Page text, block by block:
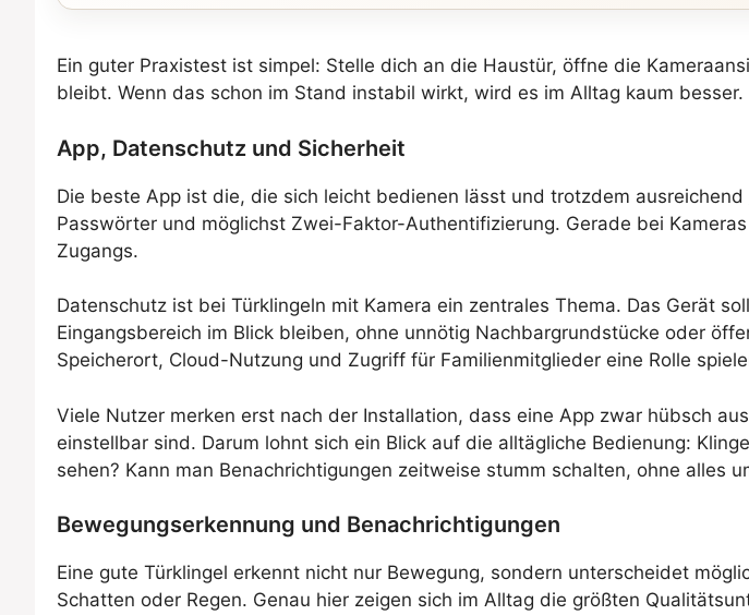
Ein guter Praxistest ist simpel: Stelle dich an die Haustür, öffne die
bleibt. Wenn das schon im Stand instabil wirkt, wird es im Alltag kaum besser.
App, Datenschutz und Sicherheit
Die beste App ist die, die sich leicht bedienen lässt und trotzdem ausreichend
Passwörter und möglichst Zwei-Faktor-Authentifizierung. Gerade bei
Zugangs.
Datenschutz ist bei Türklingeln mit Kamera ein zentrales Thema. Das Gerät
Eingangsbereich im Blick bleiben, ohne unnötig Nachbargrundstücke oder
Speicherort, Cloud-Nutzung und Zugriff für Familienmitglieder eine Rolle
Viele Nutzer merken erst nach der Installation, dass eine App zwar hübsch
einstellbar sind. Darum lohnt sich ein Blick auf die alltägliche Bedienung:
sehen? Kann man Benachrichtigungen zeitweise stumm schalten, ohne alles
Bewegungserkennung und Benachrichtigungen
Eine gute Türklingel erkennt nicht nur Bewegung, sondern unterscheidet
Schatten oder Regen. Genau hier zeigen sich im Alltag die größten